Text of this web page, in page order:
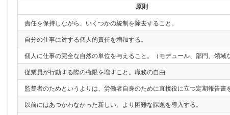
原則
責任を保持しながら、いくつかの統制を除去すること。
自分の仕事に対する個人的責任を増加する。
個人に仕事の完全な自然の単位を与えること。（モデュール、部門、領域
従業員が行動する際の権限を増すこと。職務の自由
監督者のためというよりは、労働者自身のために直接役に立つ定期報告書
以前にはあつかわなかった新しい、より困難な課題を導入する。